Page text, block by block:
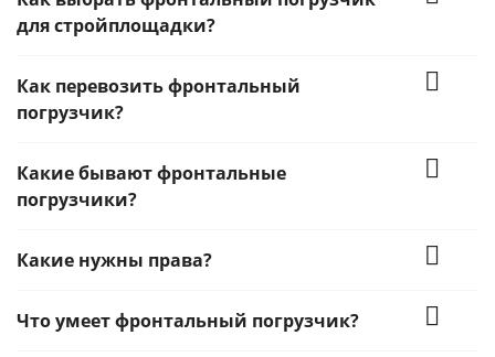
для стройплощадки?
Как перевозить фронтальный
погрузчик?
Какие бывают фронтальные
погрузчики?
Какие нужны права?
Что умеет фронтальный погрузчик?